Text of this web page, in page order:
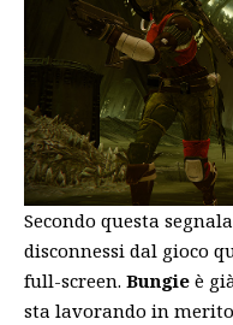
Secondo questa
disconnessi dal gioco
full-screen. Bungie è
sta lavorando in